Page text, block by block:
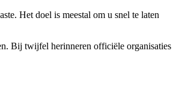
Het doel is meestal om u snel te laten
Bij twijfel herinneren officiële organisaties